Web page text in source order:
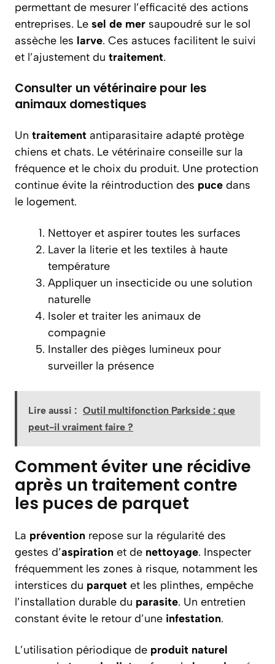
permettant de mesurer l’efficacité des actions
entreprises. Le sel de mer saupoudré sur le sol
assèche les larve. Ces astuces facilitent le suivi
et l’ajustement du traitement.
Consulter un vétérinaire pour les
animaux domestiques
Un traitement antiparasitaire adapté protège
chiens et chats. Le vétérinaire conseille sur la
fréquence et le choix du produit. Une protection
continue évite la réintroduction des puce dans
le logement.
Nettoyer et aspirer toutes les surfaces
Laver la literie et les textiles à haute
température
Appliquer un insecticide ou une solution
naturelle
Isoler et traiter les animaux de
compagnie
Installer des pièges lumineux pour
surveiller la présence
Lire aussi : Outil multifonction Parkside : que
peut-il vraiment faire ?
Comment éviter une récidive
après un traitement contre
les puces de parquet
La prévention repose sur la régularité des
gestes d’aspiration et de nettoyage. Inspecter
fréquemment les zones à risque, notamment les
interstices du parquet et les plinthes, empêche
l’installation durable du parasite. Un entretien
constant évite le retour d’une infestation.
L’utilisation périodique de produit naturel